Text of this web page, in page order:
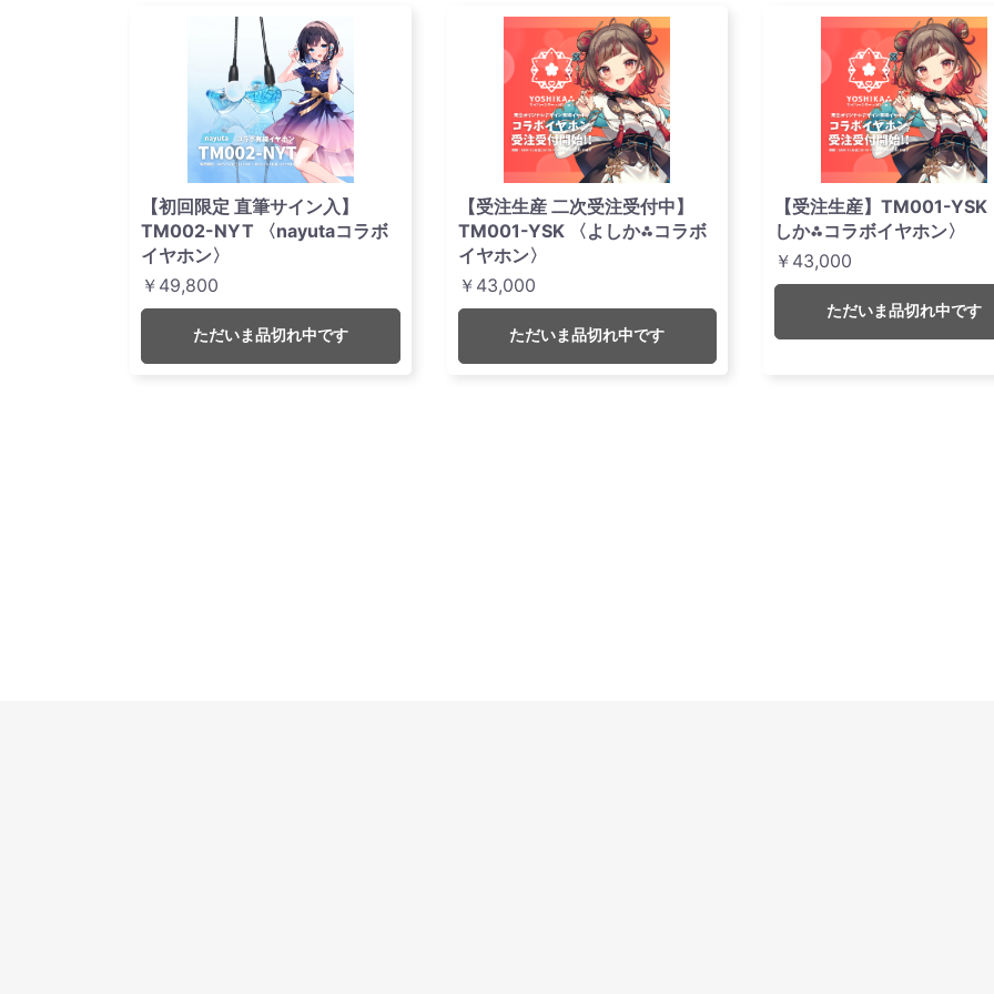
【初回限定 直筆サイン入】
TM002-NYT 〈nayutaコラボ
イヤホン〉
￥49,800
ただいま品切れ中です
【受注生産 二次受注受付中】
TM001-YSK 〈よしか⁂コラボ
イヤホン〉
￥43,000
ただいま品切れ中です
【受注生産】TM001-YSK
しか⁂コラボイヤホン〉
￥43,000
ただいま品切れ中です